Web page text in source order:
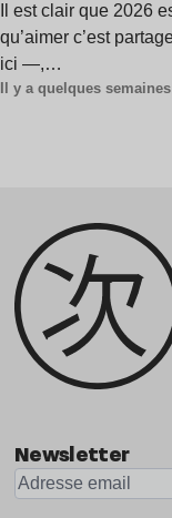
estivale
Il est clair que 2026
qu’aimer c’est
ici —,…
Il y a quelques semaines
Newsletter